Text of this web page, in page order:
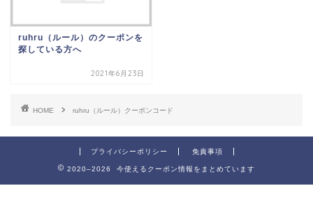
ruhru（ルール）のクーポンを
探している方へ
2021年6月23日
HOME ruhru（ルール）クーポンコード
プライバシーポリシー 免責事項
2020–2026 今使えるクーポン情報をまとめています